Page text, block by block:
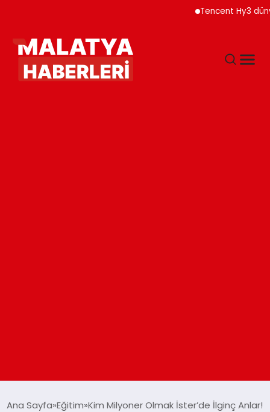
Tencent Hy3 dünya
Ana Sayfa Eğitim Kim Milyoner Olmak İster’de İlginç Anlar!